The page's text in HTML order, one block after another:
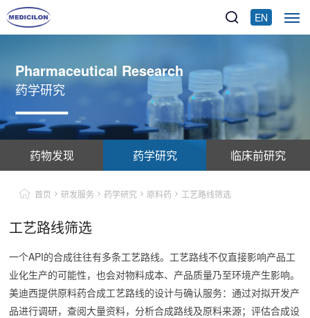
EN
Pharmaceutical Research
药学研究
药物发现 药学研究 临床前研究
首页 研发服务 药学研究 原料药 工艺路线筛选
工艺路线筛选
一个API的合成往往有多条工艺路线。工艺路线不仅直接影响产品工
业化生产的可能性，也会对物料成本、产品质量乃至环境产生影响。
美迪西提供原料药合成工艺路线的设计与确认服务：通过对拟开发产
品进行调研，查阅大量资料，分析合成路线及原料来源；评估合成设